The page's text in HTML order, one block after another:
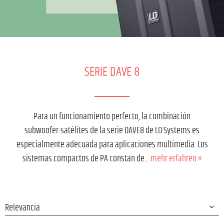
SERIE DAVE 8
Para un funcionamiento perfecto, la combinación
subwoofer-satélites de la serie DAVE8 de LD Systems es
especialmente adecuada para aplicaciones multimedia. Los
sistemas compactos de PA constan de...mehr erfahren »